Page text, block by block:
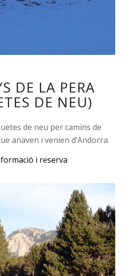
DE LA PERA
DE NEU)
de neu per camins de
anaven i venien d’Andorra.
i reserva